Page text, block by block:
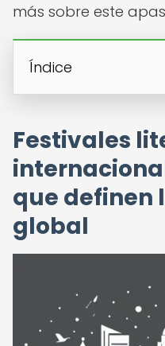
más sobre este
Índice
Festivales
que definen
global